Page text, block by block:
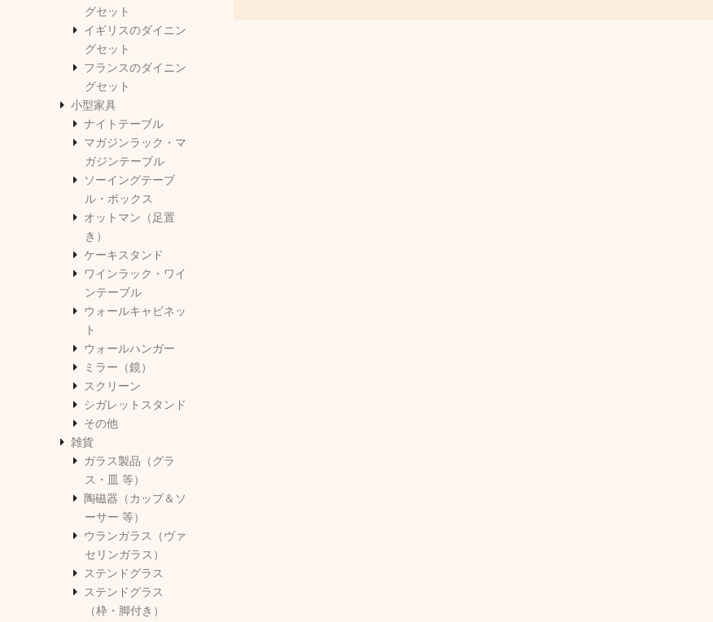
グセット
イギリスのダイニン
グセット
フランスのダイニン
グセット
小型家具
ナイトテーブル
マガジンラック・マ
ガジンテーブル
ソーイングテーブ
ル・ボックス
オットマン（足置
き）
ケーキスタンド
ワインラック・ワイ
ンテーブル
ウォールキャビネッ
ト
ウォールハンガー
ミラー（鏡）
スクリーン
シガレットスタンド
その他
雑貨
ガラス製品（グラ
ス・皿 等）
陶磁器（カップ＆ソ
ーサー 等）
ウランガラス（ヴァ
セリンガラス）
ステンドグラス
ステンドグラス
（枠・脚付き）